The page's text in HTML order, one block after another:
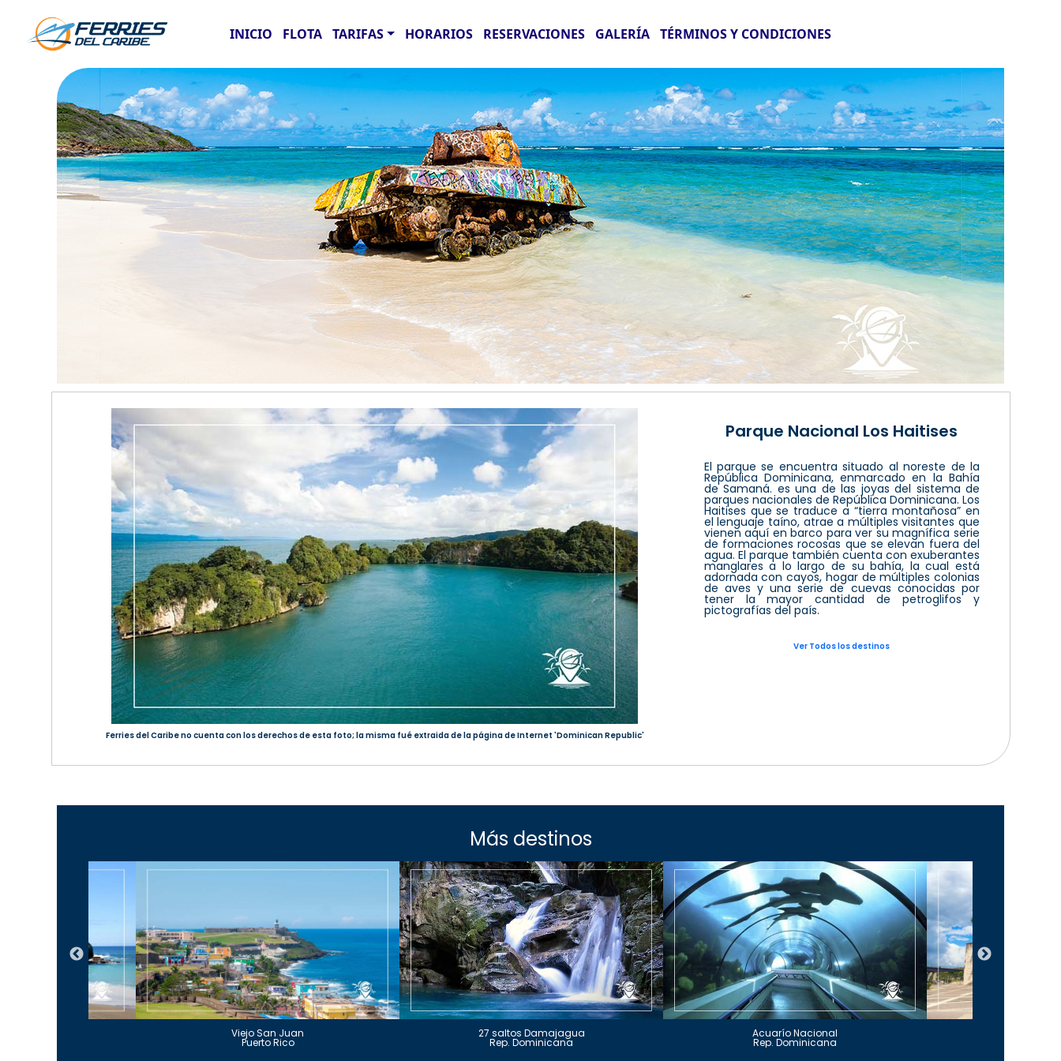
INICIO FLOTA TARIFAS HORARIOS RESERVACIONES GALERÍA TÉRMINOS Y CONDICIONES
Ferries del Caribe no cuenta con los derechos de esta foto; la misma fué extraida de la página de Internet 'Dominican Republic'
Parque Nacional Los Haitises
El parque se encuentra situado al noreste de la
República Dominicana, enmarcado en la Bahía
de Samaná. es una de las joyas del sistema de
parques nacionales de República Dominicana. Los
Haitises que se traduce a “tierra montañosa” en
el lenguaje taíno, atrae a múltiples visitantes que
vienen aquí en barco para ver su magnífica serie
de formaciones rocosas que se elevan fuera del
agua. El parque también cuenta con exuberantes
manglares a lo largo de su bahía, la cual está
adornada con cayos, hogar de múltiples colonias
de aves y una serie de cuevas conocidas por
tener la mayor cantidad de petroglifos y
pictografías del país.
Ver Todos los destinos
Más destinos
Viejo San Juan
Puerto Rico
27 saltos Damajagua
Rep. Dominicana
Acuarío Nacional
Rep. Dominicana